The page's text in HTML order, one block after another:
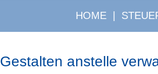
HOME
Gestalten anstelle